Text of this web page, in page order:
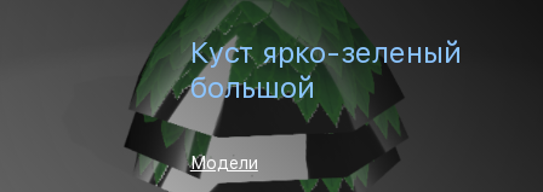
Куст ярко-зеленый
большой
Модели